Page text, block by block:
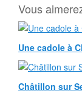
Vous
Une cadole à
Châtillon sur